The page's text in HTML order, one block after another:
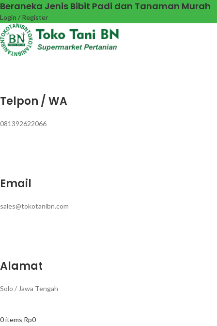
Beraneka Jenis Bibit Padi dan Tanaman Murah
Login / Register
Telpon / WA
081392622066
Email
sales@tokotanibn.com
Alamat
Solo / Jawa Tengah
0items Rp0